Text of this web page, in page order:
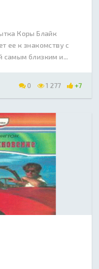
Коры Блайк
ее к знакомству с
самым близким и...
0 1 277 +7